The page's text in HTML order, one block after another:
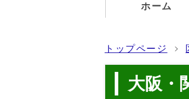
ホーム
トップページ
大阪・